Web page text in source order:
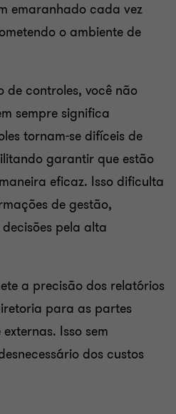
emaranhado cada vez
o ambiente de
de controles, você não
sempre significa
tornam-se difíceis de
garantir que estão
eficaz. Isso dificulta
de gestão,
pela alta
a precisão dos relatórios
para as partes
Isso sem
dos custos